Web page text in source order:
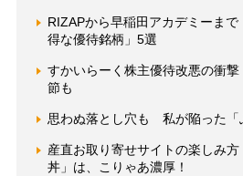
RIZAPから早稲田アカデミーま
得な優待銘柄」5選
すかいらーく株主優待改悪の衝
節も
思わぬ落とし穴も 私が陥った「
産直お取り寄せサイトの楽しみ
丼」は、こりゃあ濃厚！